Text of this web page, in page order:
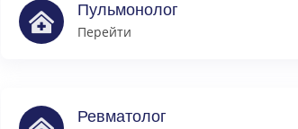
Пульмонолог
Перейти
Ревматолог